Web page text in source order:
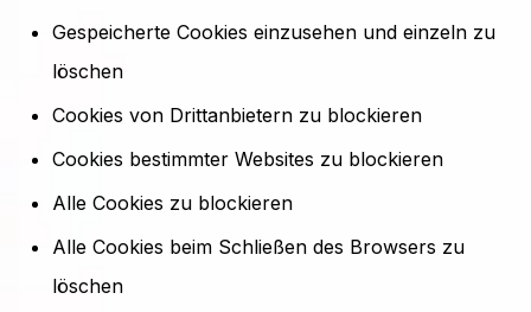
Gespeicherte Cookies einzusehen und einzeln zu
löschen
Cookies von Drittanbietern zu blockieren
Cookies bestimmter Websites zu blockieren
Alle Cookies zu blockieren
Alle Cookies beim Schließen des Browsers zu
löschen